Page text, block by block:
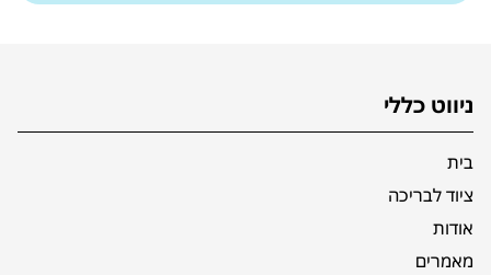
ניווט כללי
בית
ציוד לבריכה
אודות
מאמרים